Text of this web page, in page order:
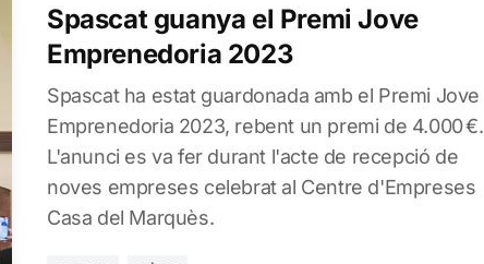
Spascat guanya el Premi Jove
Emprenedoria 2023
Spascat ha estat guardonada amb el Premi Jove
Emprenedoria 2023, rebent un premi de 4.000 €.
L'anunci es va fer durant l'acte de recepció de
noves empreses celebrat al Centre d'Empreses
Casa del Marquès.